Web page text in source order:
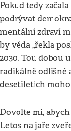
Pokud tedy
podrývat
mentální zdraví
by věda „řekla
2030. Tou dobou
radikálně odlišné
desetiletích
Dovolte mi,
Letos na jaře